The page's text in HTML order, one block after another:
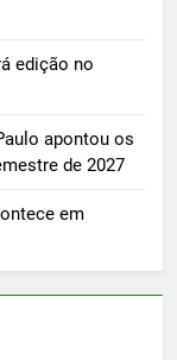
edição no
apontou os
de 2027
em